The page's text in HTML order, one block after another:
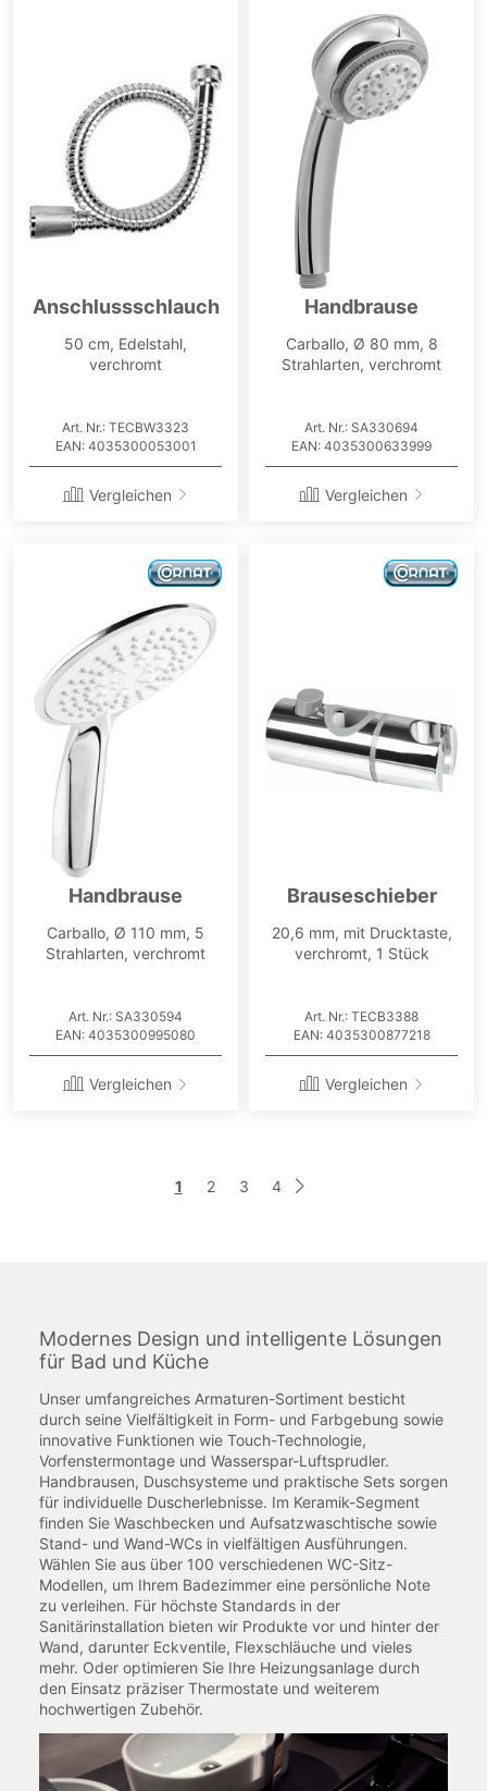
Anschlussschlauch
50 cm, Edelstahl,
verchromt
Art. Nr.: TECBW3323
EAN: 4035300053001
Vergleichen
Handbrause
Carballo, Ø 80 mm, 8
Strahlarten, verchromt
Art. Nr.: SA330694
EAN: 4035300633999
Vergleichen
Handbrause
Carballo, Ø 110 mm, 5
Strahlarten, verchromt
Art. Nr.: SA330594
EAN: 4035300995080
Vergleichen
Brauseschieber
20,6 mm, mit Drucktaste,
verchromt, 1 Stück
Art. Nr.: TECB3388
EAN: 4035300877218
Vergleichen
Sie
1 Seite
2 Seite
3 Seite
4 Seite
Weiter
Modernes Design und intelligente Lösungen
für Bad und Küche
Unser umfangreiches Armaturen-Sortiment besticht
durch seine Vielfältigkeit in Form- und Farbgebung sowie
innovative Funktionen wie Touch-Technologie,
Vorfenstermontage und Wasserspar-Luftsprudler.
Handbrausen, Duschsysteme und praktische Sets sorgen
für individuelle Duscherlebnisse. Im Keramik-Segment
finden Sie Waschbecken und Aufsatzwaschtische sowie
Stand- und Wand-WCs in vielfältigen Ausführungen.
Wählen Sie aus über 100 verschiedenen WC-Sitz-
Modellen, um Ihrem Badezimmer eine persönliche Note
zu verleihen. Für höchste Standards in der
Sanitärinstallation bieten wir Produkte vor und hinter der
Wand, darunter Eckventile, Flexschläuche und vieles
mehr. Oder optimieren Sie Ihre Heizungsanlage durch
den Einsatz präziser Thermostate und weiterem
hochwertigen Zubehör.